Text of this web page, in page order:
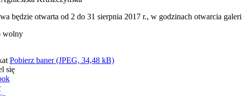
będzie otwarta od 2 do 31 sierpnia 2017 r., w godzinach otwarcia
wolny
Pobierz baner (JPEG, 34,48 kB)
się